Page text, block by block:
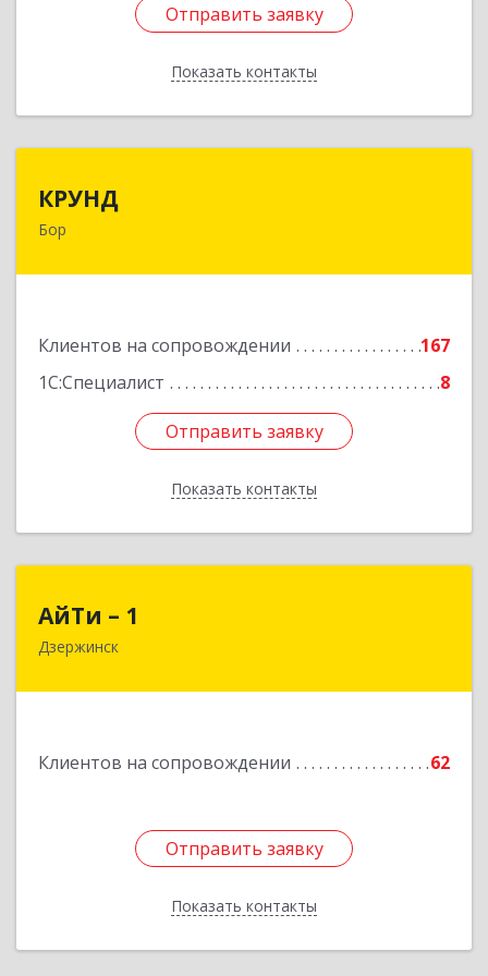
Отправить заявку
Показать контакты
Отправить заявку
Назад
КРУНД
Бор
Клиентов на сопровождении
167
1С:Специалист
8
Отправить заявку
Показать контакты
Отправить заявку
Назад
АйТи – 1
Дзержинск
Клиентов на сопровождении 62
Отправить заявку
Показать контакты
606015, Нижегородская обл, Дзержинск г,
Отправить заявку
Назад